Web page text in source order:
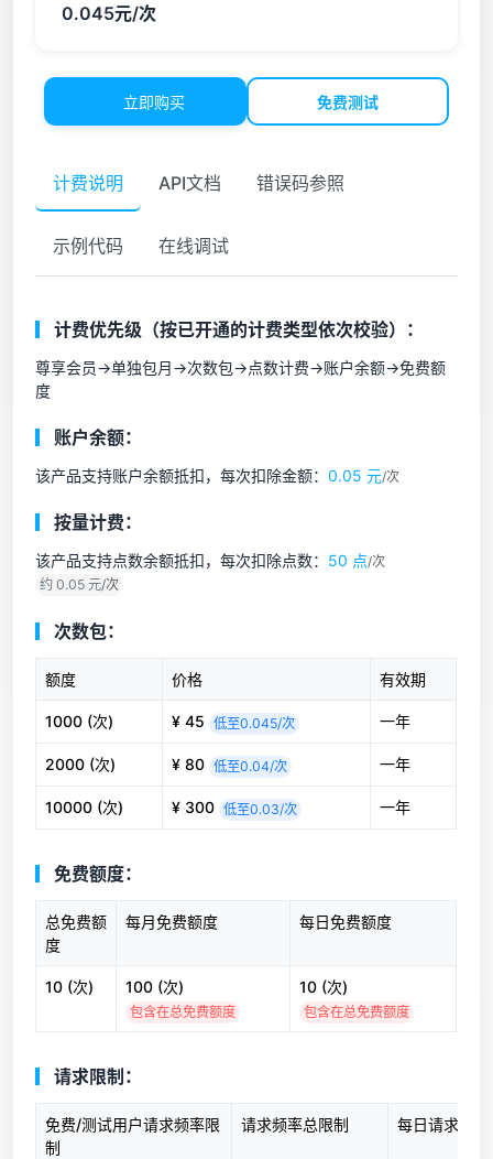
0.045元/次
立即购买 免费测试
计费说明 API文档 错误码参照
示例代码 在线调试
计费优先级（按已开通的计费类型依次校验）：
尊享会员->单独包月->次数包->点数计费->账户余额->免费额
度
账户余额：
该产品支持账户余额抵扣，每次扣除金额：0.05 元/次
按量计费：
该产品支持点数余额抵扣，每次扣除点数： 50 点/次
约 0.05 元/次
次数包：
额度 价格 有效期
1000 (次) ¥ 45 低至0.045/次 一年
2000 (次) ¥ 80 低至0.04/次 一年
10000 (次) ¥ 300 低至0.03/次 一年
免费额度：
总免费额
度
每月免费额度 每日免费额度
10 (次) 100 (次)
包含在总免费额度
10 (次)
包含在总免费额度
请求限制：
免费/测试用户请求频率限
制
请求频率总限制 每日请求次